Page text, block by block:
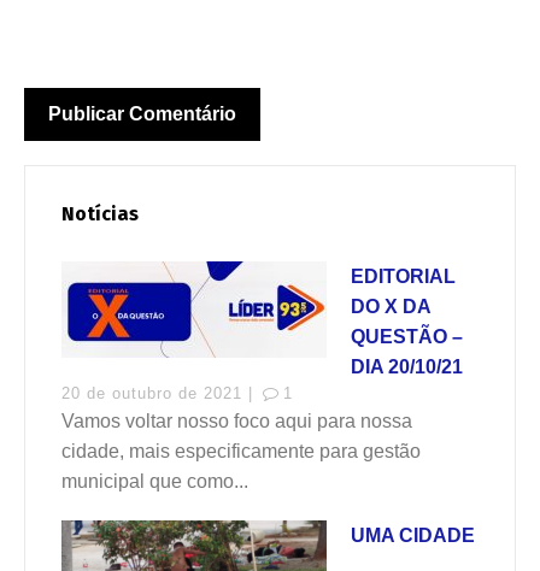
Notícias
EDITORIAL
DO X DA
QUESTÃO –
DIA 20/10/21
20 de outubro de 2021 | 1
Vamos voltar nosso foco aqui para nossa
cidade, mais especificamente para gestão
municipal que como...
UMA CIDADE